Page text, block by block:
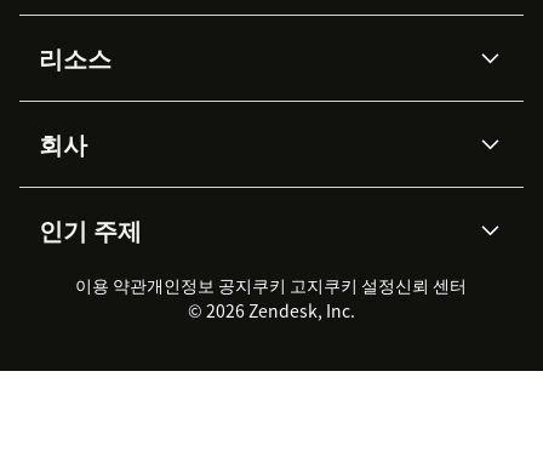
Zendesk AI
Advanced Data Privacy &
Protection
지식창고
워크포스 관리
실시간 채팅
클라이언트 포털
리소스
API & 개발자
AI 리서치
이벤트 & 웨비나
고객 사례
회사
채용 정보
지속 가능성 보고서
Zendesk Foundation
법적 정보
인기 주제
2026 CX 트렌드
제품 업데이트
고객 서비스 소프트웨어
헬프 데스크 통합 티켓 관리 소
이용 약관개인정보 공지쿠키 고지쿠키 설정신뢰 센터
© 2026 Zendesk, Inc.